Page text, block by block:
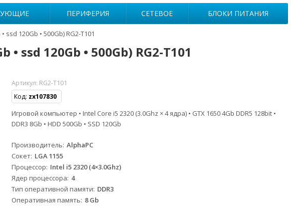
ПЕРИФЕРИЯ СЕТЕВОЕ БЛОКИ ПИТАНИЯ
ssd 120Gb • 500Gb) RG2-T101
• ssd 120Gb • 500Gb) RG2-T101
Артикул: RG2-T101
Код: zx107830
Игровой компьютер • Intel Core i5 2320 (3.0Ghz × 4 ядра) • GTX 1650 4Gb DDR5 128bit •
DDR3 8Gb • HDD 500Gb • SSD 120Gb
Производитель AlphaPC
Сокет LGA 1155
Процессор Intel i5 2320 (4×3.0Ghz)
Ядер процессора 4
Тип оперативной памяти DDR3
Оперативная память 8 Gb